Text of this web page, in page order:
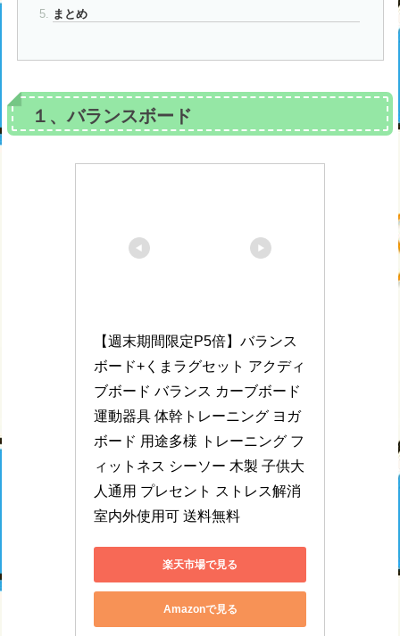
まとめ
１、バランスボード
【週末期間限定P5倍】バランス
ボード+くまラグセット アクディ
ブボード バランス カーブボード
運動器具 体幹トレーニング ヨガ
ボード 用途多様 トレーニング フ
ィットネス シーソー 木製 子供大
人通用 プレセント ストレス解消
室内外使用可 送料無料
楽天市場で見る
Amazonで見る